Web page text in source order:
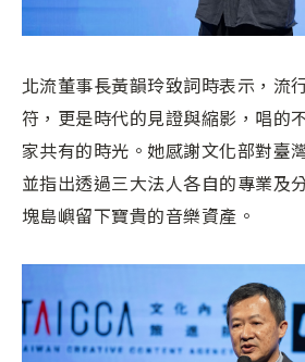
北流董事長黃韻玲致詞時表示，流
符，更是時代的見證與縮影，唱的
家共有的時光。她感謝文化部對臺
並指出透過三大法人各自的專業及
塊島嶼留下寶貴的音樂資產。